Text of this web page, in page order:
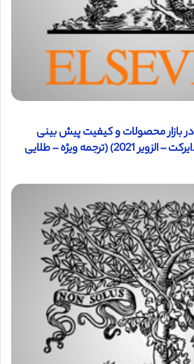
در بازار محصولات و کیفیت پیش بینی
(ترجمه ویژه – طلایی